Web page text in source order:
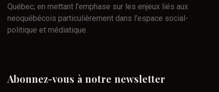
Québec; en mettant l’emphase sur les enjeux liés aux
neoquébécois particulièrement dans l’espace social-
politique et médiatique.
Abonnez-vous à notre newsletter